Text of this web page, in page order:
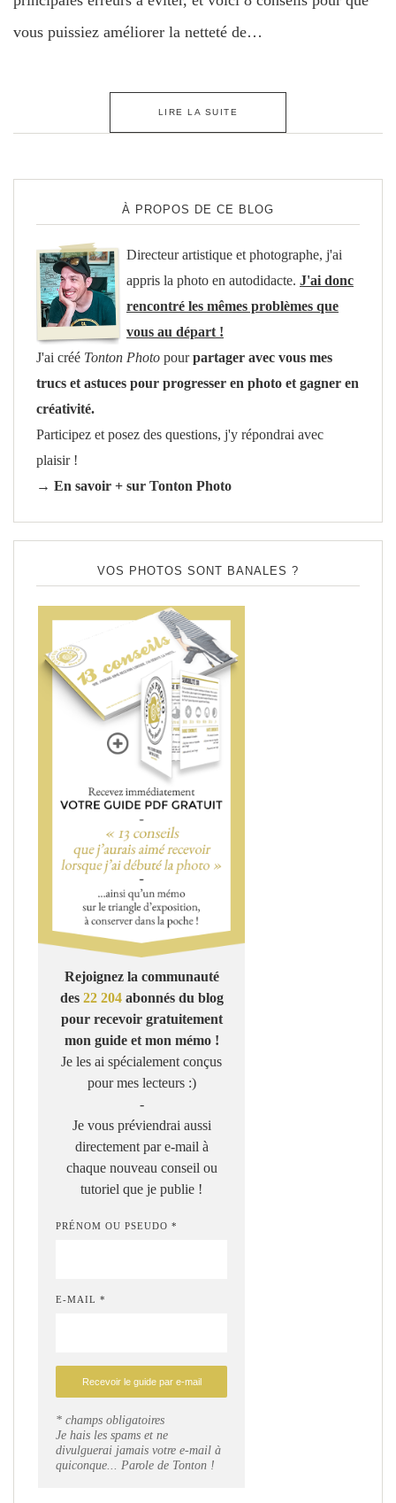
vous puissiez améliorer la netteté de…
LIRE LA SUITE
À PROPOS DE CE BLOG
Directeur artistique et photographe, j'ai
appris la photo en autodidacte. J'ai donc
rencontré les mêmes problèmes que
vous au départ !
J'ai créé Tonton Photo pourpartager avec vous mes
trucs et astuces pour progresser en photo et gagner en
créativité.
Participez et posez des questions, j'y répondrai avec
plaisir !
→ En savoir + sur Tonton Photo
VOS PHOTOS SONT BANALES ?
Rejoignez la communauté
des 22 204abonnés du blog
pour recevoir gratuitement
mon guide et mon mémo !
Je les ai spécialement conçus
pour mes lecteurs :)
-
Je vous préviendrai aussi
directement par e-mail à
chaque nouveau conseil ou
tutoriel que je publie !
PRÉNOM OU PSEUDO *
E-MAIL *
* champs obligatoires
Je hais les spams et ne
divulguerai jamais votre e-mail à
quiconque... Parole de Tonton !